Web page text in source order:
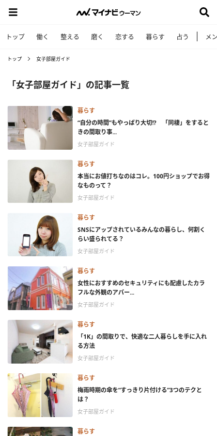
トップ 働く 整える 磨く 恋する 暮らす 占う メ
トップ 女子部屋ガイド
「女子部屋ガイド」の記事一覧
暮らす
“自分の時間”もやっぱり大切!? 「同棲」をすると
きの間取り事...
女子部屋ガイド
暮らす
本当にお値打ちなのはコレ。100円ショップでお得
なものって？
女子部屋ガイド
暮らす
SNSにアップされているみんなの暮らし、何割く
らい盛られてる？
女子部屋ガイド
暮らす
女性におすすめのセキュリティにも配慮したカラ
フルな外観のアパー...
女子部屋ガイド
暮らす
「1K」の間取りで、快適な二人暮らしを手に入れ
る方法
女子部屋ガイド
暮らす
梅雨時期の傘を“すっきり片付ける”3つのテクと
は？
女子部屋ガイド
暮らす